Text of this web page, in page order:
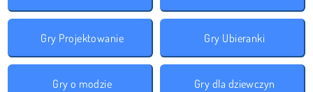
Gry Projektowanie Gry Ubieranki
Gry o modzie Gry dla dziewczyn